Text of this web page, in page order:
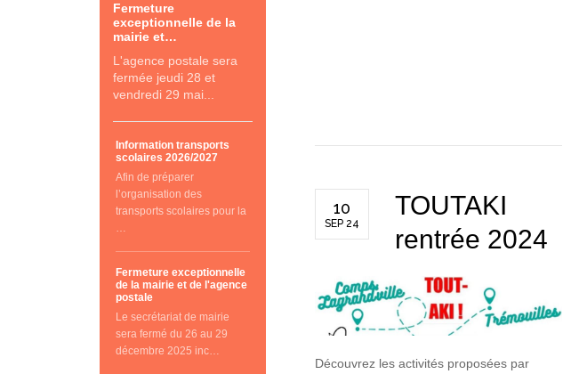
10
SEP 24
TOUTAKI
rentrée 2024
Découvrez les activités proposées par
Fermeture
exceptionnelle de la
mairie et…
L'agence postale sera
fermée jeudi 28 et
vendredi 29 mai...
Information transports
scolaires 2026/2027
Afin de préparer
l’organisation des
transports scolaires pour la
…
Fermeture exceptionnelle
de la mairie et de l'agence
postale
Le secrétariat de mairie
sera fermé du 26 au 29
décembre 2025 inc…